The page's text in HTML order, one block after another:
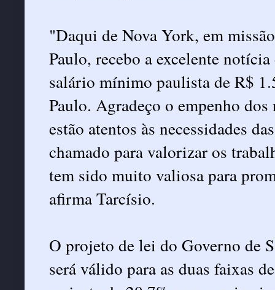
"Daqui de Nova York, em
Paulo, recebo a excelente
salário mínimo paulista de R$
Paulo. Agradeço o empenho
estão atentos às necessidades
chamado para valorizar os
tem sido muito valiosa para
afirma Tarcísio.
O projeto de lei do Governo de
será válido para as duas faixas